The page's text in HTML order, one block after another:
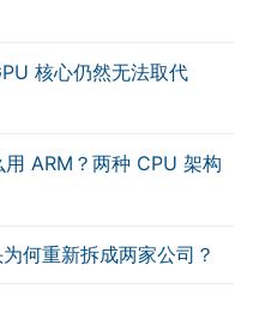
核心仍然无法取代
ARM？两种 CPU 架构
何重新拆成两家公司？